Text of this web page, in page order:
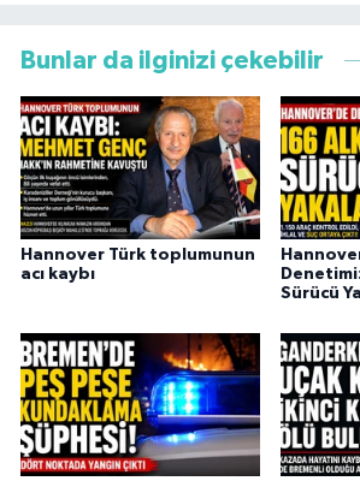
Bunlar da ilginizi çekebilir
Hannover Türk toplumunun
acı kaybı
Sürücü